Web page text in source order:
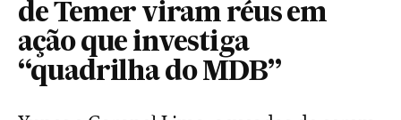
de Temer viram réus em
ação que investiga
“quadrilha do MDB”